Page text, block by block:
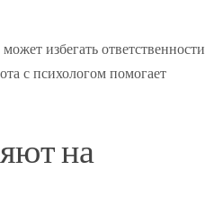
избегать ответственности
с психологом помогает
на